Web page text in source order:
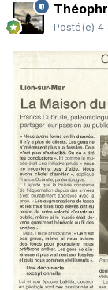
Posté(e) 4